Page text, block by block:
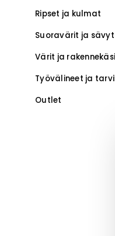
Ripset ja kulmat
Suoravärit ja
Värit ja
Työvälineet ja
Outlet